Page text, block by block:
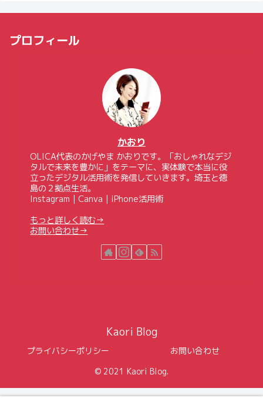
プロフィール
かおり
OLICA代表のかげやま かおりです。「おしゃれなデジ
タルで未来を豊かに」をテーマに、実体験で本当に役
立ったデジタル活用術を発信していきます。埼玉と徳
島の２拠点生活。
Instagram｜Canva｜iPhone活用術
もっと詳しく読む→
お問い合わせ→
Kaori Blog
プライバシーポリシー
お問い合わせ
© 2021 Kaori Blog.